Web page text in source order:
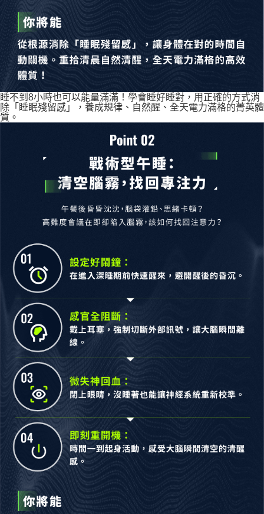
睡不到8小時也可以能量滿滿！學會睡好睡對，用正確的方式消
除「睡眠殘留感」，養成規律、自然醒、全天電力滿格的菁英體
質。